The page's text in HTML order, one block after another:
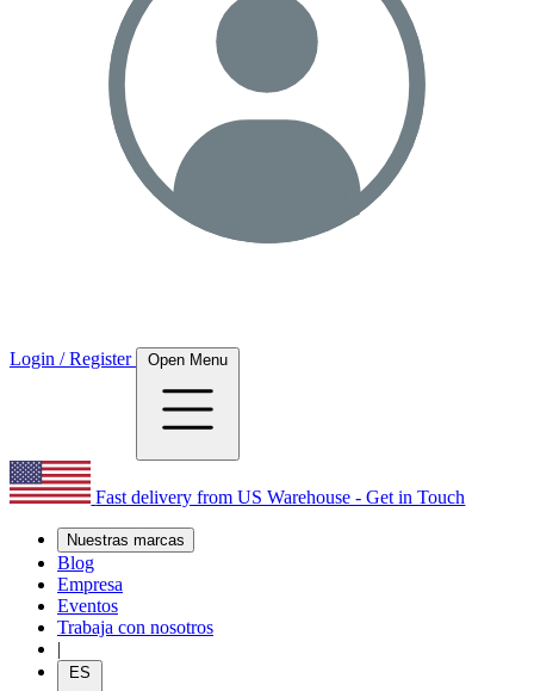
Login / Register Open Menu
Fast delivery from US Warehouse - Get in Touch
Nuestras marcas
Blog
Empresa
Eventos
Trabaja con nosotros
|
ES